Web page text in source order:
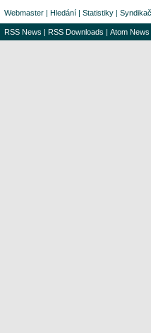
Webmaster | Hledání | Statistiky |
RSS News | RSS Downloads | Atom News